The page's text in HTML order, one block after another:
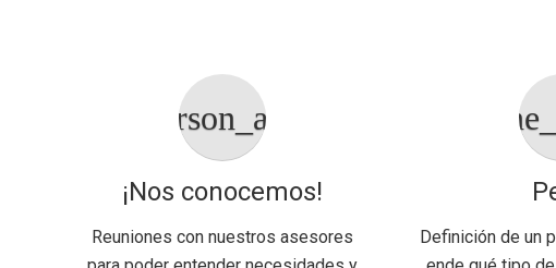
person_add
¡Nos conocemos!
Reuniones con nuestros asesores
Definición de un